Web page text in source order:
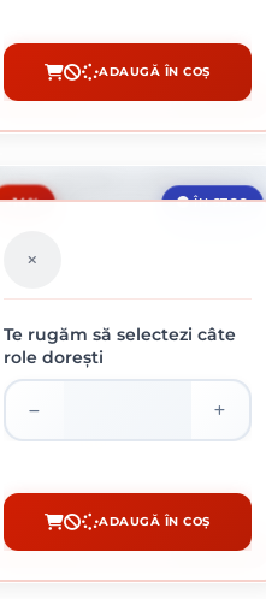
CUMPĂRĂ
ADAUGĂ ÎN COȘ
ÎN STOC
-14%
FOLIE PARCHET CU ALUMINIU 3 MM / 120M
560 lei / buc
CUMPĂRĂ
Te rugăm să selectezi câte
role dorești
ADAUGĂ ÎN COȘ